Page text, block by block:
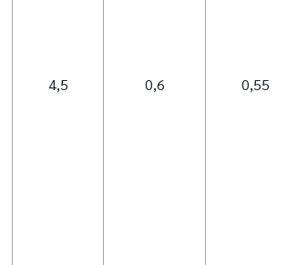
4,5 0,6 0,55